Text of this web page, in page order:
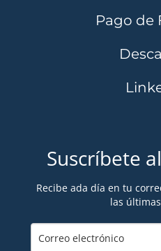
Pago de
Suscríbete
Recibe ada día en tu
las